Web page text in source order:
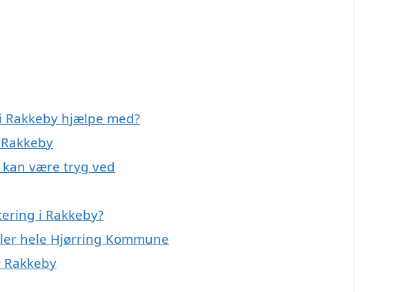
hjælpe med?
kan være tryg ved
i Rakkeby?
hele Hjørring Kommune